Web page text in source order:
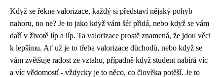
Když se řekne valorizace, každý si představí nějaký pohyb
nahoru, no ne? Je to jako když vám šéf přidá, nebo když se vám
daří v životě líp a líp. Ta valorizace prostě znamená, že jdou věci
k lepšímu. Ať už je to třeba valorizace důchodů, nebo když se
vám zvětšuje radost ze vztahu, případně když student nabírá víc
a víc vědomostí - vždycky je to něco, co člověka potěší. Je to